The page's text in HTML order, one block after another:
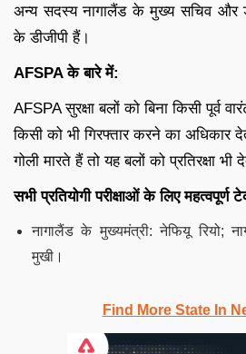
अन्य सदस्य नागालैंड के मुख्य सचिव और
के डीजीपी हैं।
AFSPA के बारे में:
AFSPA सुरक्षा बलों को बिना किसी
किसी को भी गिरफ्तार करने का अधिकार
गोली मारते हैं तो यह बलों को प्रतिरक्षा भी
सभी प्रतियोगी परीक्षाओं के लिए महत्वपूर्ण
नागालैंड के मुख्यमंत्री: नेफियू रियो;
मुखी।
Find More State In